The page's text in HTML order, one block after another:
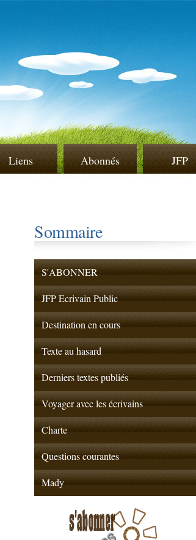
Liens Abonnés JFP
Sommaire
S'ABONNER
JFP Ecrivain Public
Destination en cours
Texte au hasard
Derniers textes publiés
Voyager avec les écrivains
Charte
Questions courantes
Mady